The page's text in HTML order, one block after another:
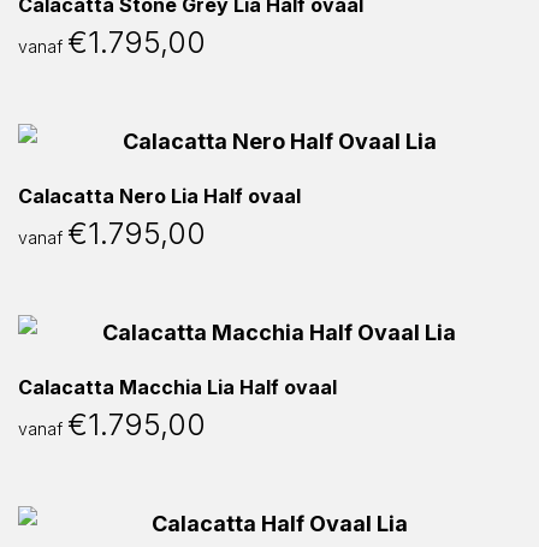
Calacatta Stone Grey Lia Half ovaal
vanaf €1.795,00
Calacatta Nero Lia Half ovaal
vanaf €1.795,00
Calacatta Macchia Lia Half ovaal
vanaf €1.795,00